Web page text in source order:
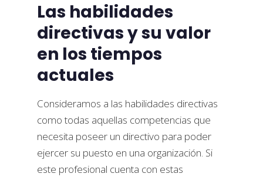
Las habilidades
directivas y su valor
en los tiempos
actuales
Consideramos a las habilidades directivas
como todas aquellas competencias que
necesita poseer un directivo para poder
ejercer su puesto en una organización. Si
este profesional cuenta con estas